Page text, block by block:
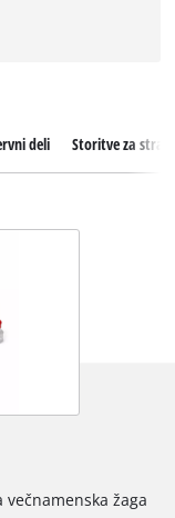
deli Storitve za
večnamenska žaga